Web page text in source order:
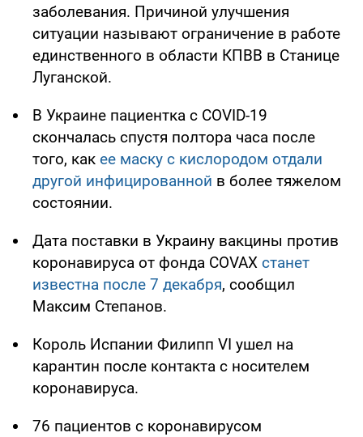
заболевания. Причиной улучшения
ситуации называют ограничение в работе
единственного в области КПВВ в Станице
Луганской.
В Украине пациентка с COVID-19
скончалась спустя полтора часа после
того, как ее маску с кислородом отдали
другой инфицированной в более тяжелом
состоянии.
Дата поставки в Украину вакцины против
коронавируса от фонда COVAX станет
известна после 7 декабря, сообщил
Максим Степанов.
Король Испании Филипп VI ушел на
карантин после контакта с носителем
коронавируса.
76 пациентов с коронавирусом